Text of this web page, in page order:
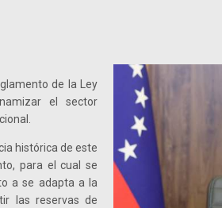
de la Ley
el sector
histórica de este
para el cual se
a se adapta a la
las reservas de